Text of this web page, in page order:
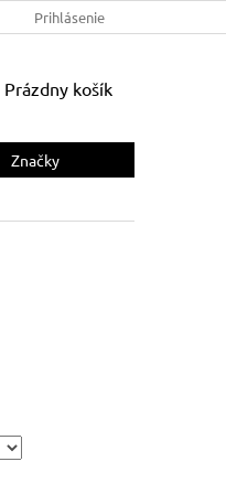
Prihlásenie
NÁKUPNÝ
Prázdny košík
Značky